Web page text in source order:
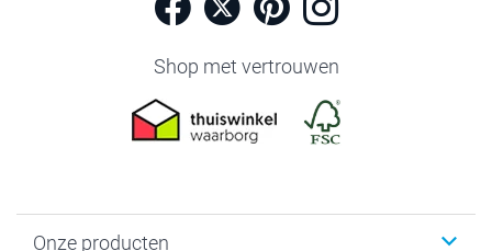
Shop met vertrouwen
Onze producten